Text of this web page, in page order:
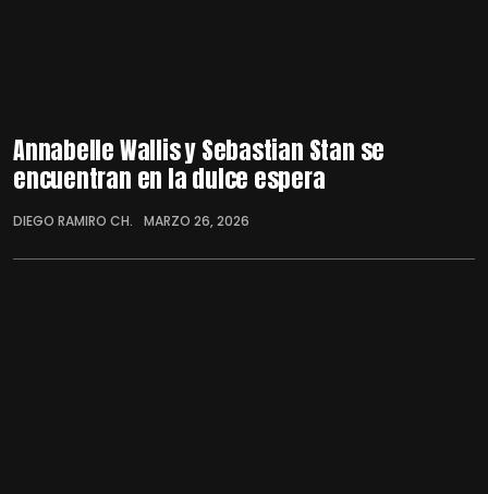
Annabelle Wallis y Sebastian Stan se
encuentran en la dulce espera
DIEGO RAMIRO CH. MARZO 26, 2026